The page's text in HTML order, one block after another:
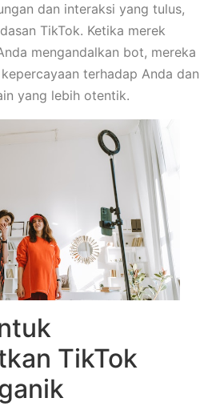
dan interaksi yang tulus,
TikTok. Ketika merek
mengandalkan bot, mereka
terhadap Anda dan
yang lebih otentik.
TikTok